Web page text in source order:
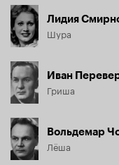
Лидия
Шура
Иван
Гриша
Вольдемар
Лёша